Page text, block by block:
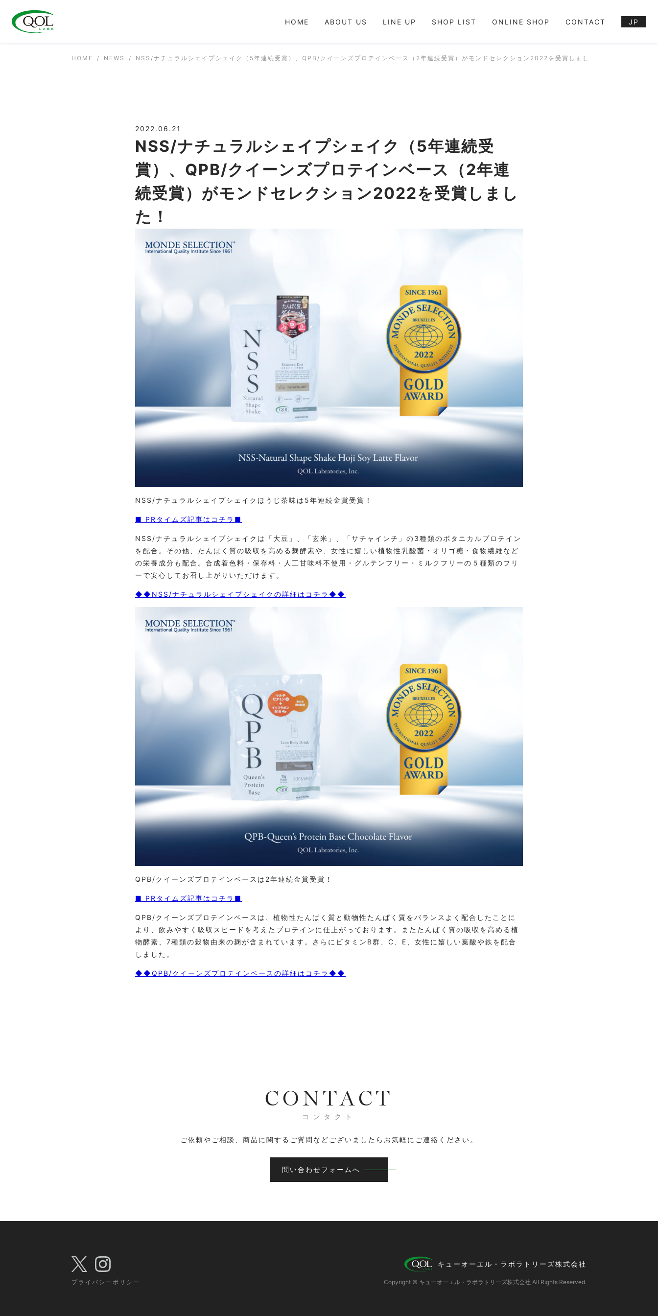
HOME ABOUT US LINE UP SHOP LIST ONLINE SHOP CONTACT JP
HOME NEWS NSS/ナチュラルシェイプシェイク（5年連続受賞）、QPB/クイーンズプロテインベース（2年連続受賞）がモンドセレクション2022を受賞しました！
2022.06.21
NSS/ナチュラルシェイプシェイク（5年連続受
賞）、QPB/クイーンズプロテインベース（2年連
続受賞）がモンドセレクション2022を受賞しまし
た！
NSS/ナチュラルシェイプシェイクほうじ茶味は5年連続金賞受賞！
■ PRタイムズ記事はコチラ■
NSS/ナチュラルシェイプシェイクは「大豆」、「玄米」、「サチャインチ」の3種類のボタニカルプロテイン
を配合。その他、たんぱく質の吸収を高める麹酵素や、女性に嬉しい植物性乳酸菌・オリゴ糖・食物繊維など
の栄養成分も配合。合成着色料・保存料・人工甘味料不使用・グルテンフリー・ミルクフリーの５種類のフリ
ーで安心してお召し上がりいただけます。
◆◆NSS/ナチュラルシェイプシェイクの詳細はコチラ◆◆
QPB/クイーンズプロテインベースは2年連続金賞受賞！
■ PRタイムズ記事はコチラ■
QPB/クイーンズプロテインベースは、植物性たんぱく質と動物性たんぱく質をバランスよく配合したことに
より、飲みやすく吸収スピードを考えたプロテインに仕上がっております。またたんぱく質の吸収を高める植
物酵素、7種類の穀物由来の麹が含まれています。さらにビタミンB群、C、E、女性に嬉しい葉酸や鉄を配合
しました。
◆◆QPB/クイーンズプロテインベースの詳細はコチラ◆◆
CONTACT
コンタクト
ご依頼やご相談、商品に関するご質問などございましたらお気軽にご連絡ください。
問い合わせフォームへ
プライバシーポリシー
キューオーエル・ラボラトリーズ株式会社
Copyright © キューオーエル・ラボラトリーズ株式会社 All Rights Reserved.